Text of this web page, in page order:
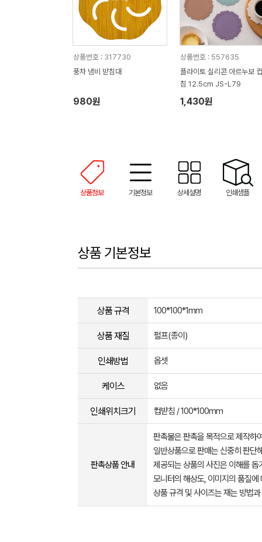
상품번호 : 317730
풍차 냄비 받침대
980원
상품번호 : 557635
플라이토 실리콘 아르누보 컵받
침 12.5cm JS-L79
1,430원
상품정보 기본정보 상세설명 인쇄샘플
상품 기본정보
상품 규격 100*100*1mm
상품 재질 펄프(종이)
인쇄방법 옵셋
케이스 없음
인쇄위치크기 컵받침 / 100*100mm
판촉상품 안내
판촉물은 판촉을 목적으로 제작하
일반상품으로 판매는 신중히 판단
제공되는 상품의 사진은 이해를
모니터의 해상도, 이미지의 품질
상품 규격 및 사이즈는 재는 방법